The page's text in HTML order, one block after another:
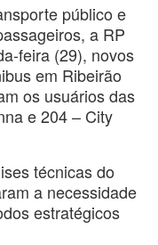
público e
a RP
feira (29), novos
em Ribeirão
os usuários das
e 204 – City
técnicas do
a necessidade
estratégicos